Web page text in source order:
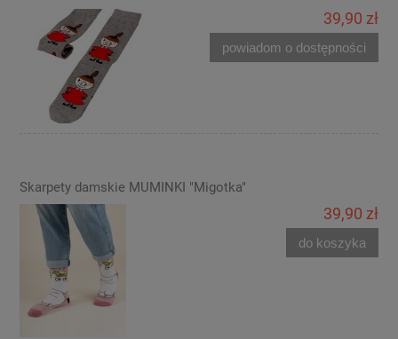
39,90 zł
powiadom o dostępności
Skarpety damskie MUMINKI "Migotka"
39,90 zł
do koszyka